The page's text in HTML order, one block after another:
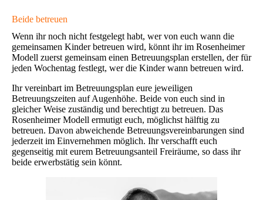
Beide betreuen
Wenn ihr noch nicht festgelegt habt, wer von euch wann die
gemeinsamen Kinder betreuen wird, könnt ihr im Rosenheimer
Modell zuerst gemeinsam einen Betreuungsplan erstellen, der für
jeden Wochentag festlegt, wer die Kinder wann betreuen wird.
Ihr vereinbart im Betreuungsplan eure jeweiligen
Betreuungszeiten auf Augenhöhe. Beide von euch sind in
gleicher Weise zuständig und berechtigt zu betreuen. Das
Rosenheimer Modell ermutigt euch, möglichst hälftig zu
betreuen. Davon abweichende Betreuungsvereinbarungen sind
jederzeit im Einvernehmen möglich. Ihr verschafft euch
gegenseitig mit eurem Betreuungsanteil Freiräume, so dass ihr
beide erwerbstätig sein könnt.